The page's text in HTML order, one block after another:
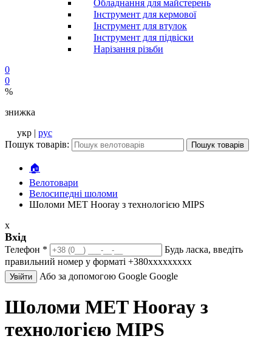
Обладнання для майстерень
Інструмент для кермової
Інструмент для втулок
Інструмент для підвіски
Нарізання різьби
0
0
%
знижка
укр | рус
Пошук товарів:
Пошук товарів
🏠
Велотовари
Велосипедні шоломи
Шоломи MET Hooray з технологією MIPS
x
Вхід
Телефон *
Будь ласка, введіть
правильний номер у форматі +380ххххххххх
Увійти Або за допомогою Google Google
Шоломи MET Hooray з
технологією MIPS